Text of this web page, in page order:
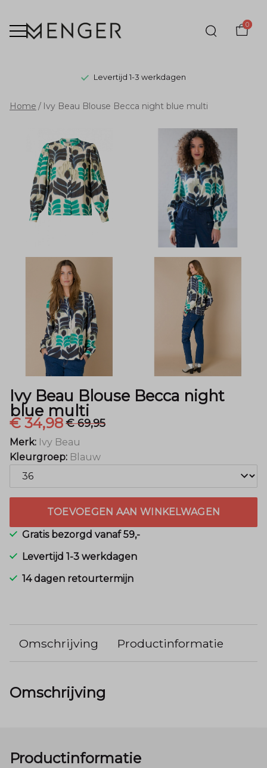
0
Levertijd 1-3 werkdagen
Ivy
Beau
Blouse
Becca
night
blue
multi
Menger
Mode
Home Ivy Beau Blouse Becca night blue multi
Ivy Beau Blouse Becca night
blue multi
€ 34,98€ 69,95
Merk: Ivy Beau
Kleurgroep: Blauw
TOEVOEGEN AAN WINKELWAGEN
Gratis bezorgd vanaf 59,-
Levertijd 1-3 werkdagen
14 dagen retourtermijn
Omschrijving Productinformatie
Omschrijving
Productinformatie